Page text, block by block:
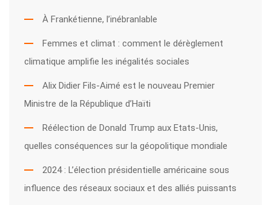
À Frankétienne, l’inébranlable
Femmes et climat : comment le dérèglement
climatique amplifie les inégalités sociales
Alix Didier Fils-Aimé est le nouveau Premier
Ministre de la République d’Haïti
Réélection de Donald Trump aux Etats-Unis,
quelles conséquences sur la géopolitique mondiale
2024 : L’élection présidentielle américaine sous
influence des réseaux sociaux et des alliés puissants